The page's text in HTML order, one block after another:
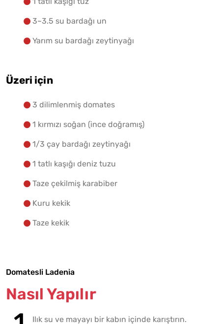
3~3.5 su bardağı un
Yarım su bardağı zeytinyağı
Üzeri için
3 dilimlenmiş domates
1 kırmızı soğan (ince doğramış)
1/3 çay bardağı zeytinyağı
1 tatlı kaşığı deniz tuzu
Taze çekilmiş karabiber
Kuru kekik
Taze kekik
Domatesli Ladenia
Nasıl Yapılır
Ilık su ve mayayı bir kabın içinde karıştırın.